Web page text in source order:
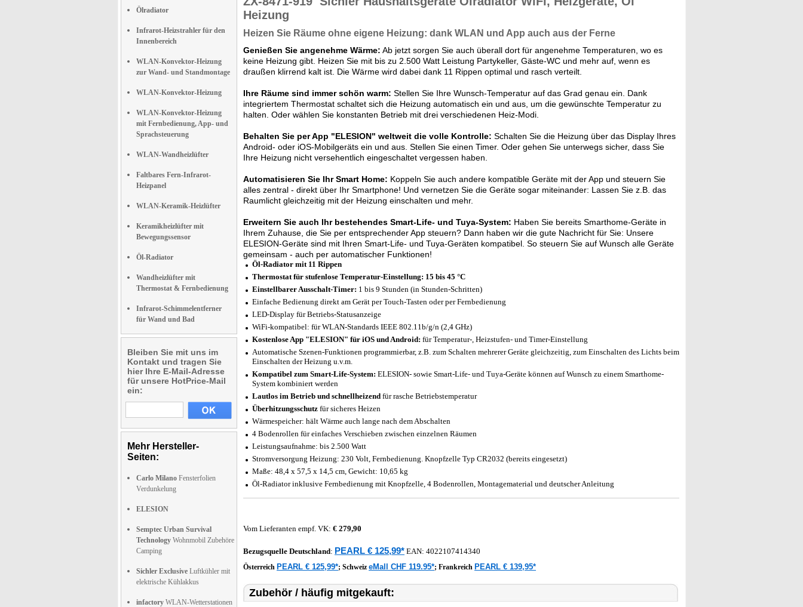
Ölradiator
Infrarot-Heizstrahler für den
Innenbereich
WLAN-Konvektor-Heizung
zur Wand- und Standmontage
WLAN-Konvektor-Heizung
WLAN-Konvektor-Heizung
mit Fernbedienung, App- und
Sprachsteuerung
WLAN-Wandheizlüfter
Faltbares Fern-Infrarot-
Heizpanel
WLAN-Keramik-Heizlüfter
Keramikheizlüfter mit
Bewegungssensor
Öl-Radiator
Wandheizlüfter mit
Thermostat & Fernbedienung
Infrarot-Schimmelentferner
für Wand und Bad
Bleiben Sie mit uns im
Kontakt und tragen Sie
hier Ihre E-Mail-Adresse
für unsere HotPrice-Mail
ein:
Mehr Hersteller-
Seiten:
Carlo Milano Fensterfolien
Verdunkelung
ELESION
Semptec Urban Survival
Technology Wohnmobil Zubehöre
Camping
Sichler Exclusive Luftkühler mit
elektrische Kühlakkus
infactory WLAN-Wetterstationen
Heizung
Heizen Sie Räume ohne eigene Heizung: dank WLAN und App auch aus der Ferne
Genießen Sie angenehme Wärme: Ab jetzt sorgen Sie auch überall dort für angenehme Temperaturen, wo es
keine Heizung gibt. Heizen Sie mit bis zu 2.500 Watt Leistung Partykeller, Gäste-WC und mehr auf, wenn es
draußen klirrend kalt ist. Die Wärme wird dabei dank 11 Rippen optimal und rasch verteilt.
Ihre Räume sind immer schön warm: Stellen Sie Ihre Wunsch-Temperatur auf das Grad genau ein. Dank
integriertem Thermostat schaltet sich die Heizung automatisch ein und aus, um die gewünschte Temperatur zu
halten. Oder wählen Sie konstanten Betrieb mit drei verschiedenen Heiz-Modi.
Behalten Sie per App "ELESION" weltweit die volle Kontrolle: Schalten Sie die Heizung über das Display Ihres
Android- oder iOS-Mobilgeräts ein und aus. Stellen Sie einen Timer. Oder gehen Sie unterwegs sicher, dass Sie
Ihre Heizung nicht versehentlich eingeschaltet vergessen haben.
Automatisieren Sie Ihr Smart Home: Koppeln Sie auch andere kompatible Geräte mit der App und steuern Sie
alles zentral - direkt über Ihr Smartphone! Und vernetzen Sie die Geräte sogar miteinander: Lassen Sie z.B. das
Raumlicht gleichzeitig mit der Heizung einschalten und mehr.
Erweitern Sie auch Ihr bestehendes Smart-Life- und Tuya-System: Haben Sie bereits Smarthome-Geräte in
Ihrem Zuhause, die Sie per entsprechender App steuern? Dann haben wir die gute Nachricht für Sie: Unsere
ELESION-Geräte sind mit Ihren Smart-Life- und Tuya-Geräten kompatibel. So steuern Sie auf Wunsch alle Geräte
gemeinsam - auch per automatischer Funktionen!
Öl-Radiator mit 11 Rippen
Thermostat für stufenlose Temperatur-Einstellung: 15 bis 45 °C
Einstellbarer Ausschalt-Timer: 1 bis 9 Stunden (in Stunden-Schritten)
Einfache Bedienung direkt am Gerät per Touch-Tasten oder per Fernbedienung
LED-Display für Betriebs-Statusanzeige
WiFi-kompatibel: für WLAN-Standards IEEE 802.11b/g/n (2,4 GHz)
Kostenlose App "ELESION" für iOS und Android: für Temperatur-, Heizstufen- und Timer-Einstellung
Automatische Szenen-Funktionen programmierbar, z.B. zum Schalten mehrerer Geräte gleichzeitig, zum Einschalten des Lichts beim
Einschalten der Heizung u.v.m.
Kompatibel zum Smart-Life-System: ELESION- sowie Smart-Life- und Tuya-Geräte können auf Wunsch zu einem Smarthome-
System kombiniert werden
Lautlos im Betrieb und schnellheizend für rasche Betriebstemperatur
Überhitzungsschutz für sicheres Heizen
Wärmespeicher: hält Wärme auch lange nach dem Abschalten
4 Bodenrollen für einfaches Verschieben zwischen einzelnen Räumen
Leistungsaufnahme: bis 2.500 Watt
Stromversorgung Heizung: 230 Volt, Fernbedienung. Knopfzelle Typ CR2032 (bereits eingesetzt)
Maße: 48,4 x 57,5 x 14,5 cm, Gewicht: 10,65 kg
Öl-Radiator inklusive Fernbedienung mit Knopfzelle, 4 Bodenrollen, Montagematerial und deutscher Anleitung
Vom Lieferanten empf. VK: € 279,90
Bezugsquelle Deutschland: PEARL € 125,99* EAN: 4022107414340
Österreich PEARL € 125,99*; Schweiz eMall CHF 119.95*; Frankreich PEARL € 139,95*
Zubehör / häufig mitgekauft: